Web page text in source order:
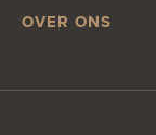
OVER ONS